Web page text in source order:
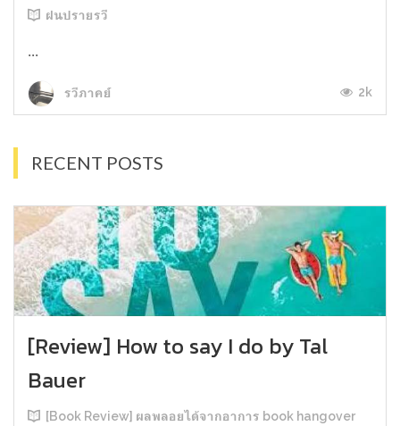
ฝนปรายรวี
...
รวีภาคย์ 2k
RECENT POSTS
[Review] How to say I do by Tal
Bauer
[Book Review] ผลพลอยได้จากอาการ book hangover